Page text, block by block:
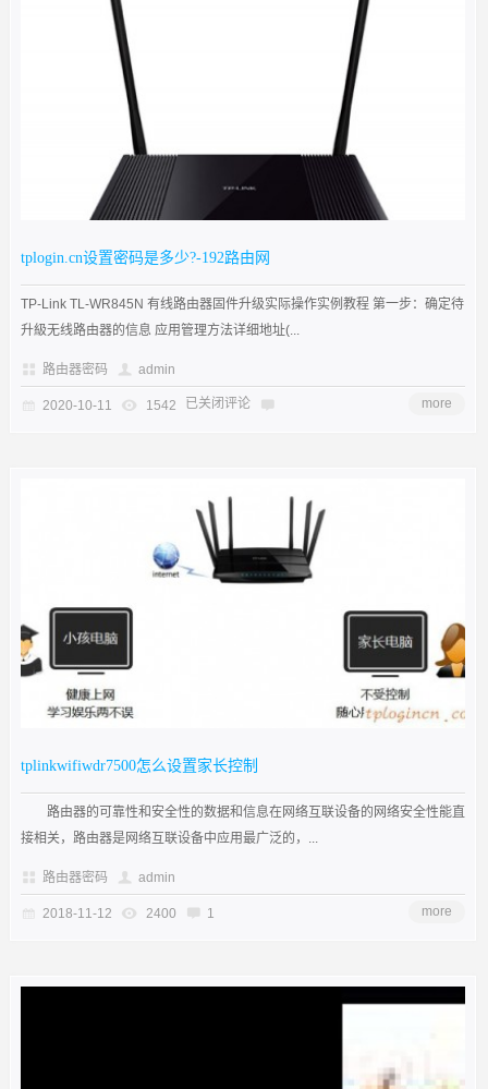
tplogin.cn设置密码是多少?-192路由网
TP-Link TL-WR845N 有线路由器固件升级实际操作实例教程 第一步：确定待
升級无线路由器的信息 应用管理方法详细地址(...
路由器密码 admin
2020-10-11 1542 已关闭评论 more
tplinkwifiwdr7500怎么设置家长控制
路由器的可靠性和安全性的数据和信息在网络互联设备的网络安全性能直
接相关，路由器是网络互联设备中应用最广泛的，...
路由器密码 admin
2018-11-12 2400 1 more